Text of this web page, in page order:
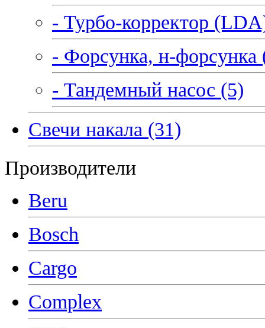
- Турбо-корректор
- Форсунка, н-форсунка
- Тандемный насос (5)
Свечи накала (31)
Производители
Beru
Bosch
Cargo
Complex